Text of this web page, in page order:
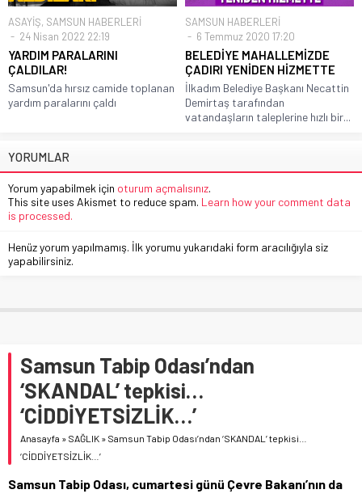
ASAYİŞ, SAMSUN HABERLERİ
24 Nisan 2022 22:19
YARDIM PARALARINI
ÇALDILAR!
Samsun'da hırsız camide toplanan
yardım paralarını çaldı
SAMSUN HABERLERİ
6 Temmuz 2020 17:20
BELEDİYE MAHALLEMİZDE
ÇADIRI YENİDEN HİZMETTE
İlkadım Belediye Başkanı Necattin
Demirtaş tarafından
vatandaşların taleplerine hızlı bir...
YORUMLAR
Yorum yapabilmek için oturum açmalısınız.
This site uses Akismet to reduce spam. Learn how your comment data
is processed.
Henüz yorum yapılmamış. İlk yorumu yukarıdaki form aracılığıyla siz
yapabilirsiniz.
Samsun Tabip Odası’ndan
‘SKANDAL’ tepkisi…
‘CİDDİYETSİZLİK…’
Anasayfa » SAĞLIK » Samsun Tabip Odası’ndan ‘SKANDAL’ tepkisi…
‘CİDDİYETSİZLİK…’
Samsun Tabip Odası, cumartesi günü Çevre Bakanı’nın da